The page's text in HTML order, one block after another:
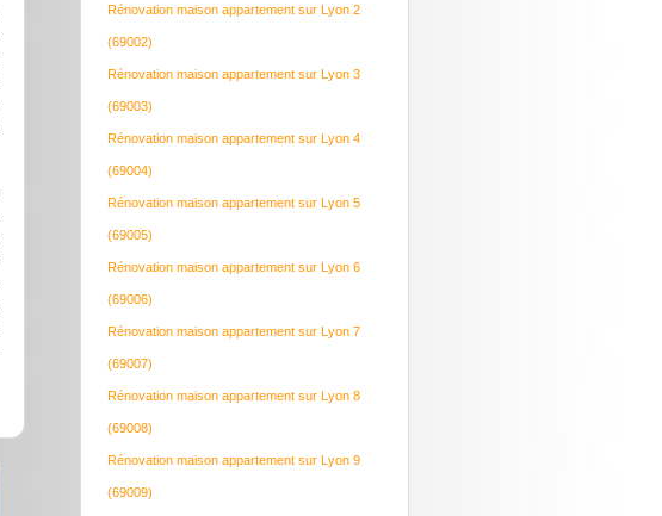
Rénovation maison appartement sur Lyon 2
(69002)
Rénovation maison appartement sur Lyon 3
(69003)
Rénovation maison appartement sur Lyon 4
(69004)
Rénovation maison appartement sur Lyon 5
(69005)
Rénovation maison appartement sur Lyon 6
(69006)
Rénovation maison appartement sur Lyon 7
(69007)
Rénovation maison appartement sur Lyon 8
(69008)
Rénovation maison appartement sur Lyon 9
(69009)